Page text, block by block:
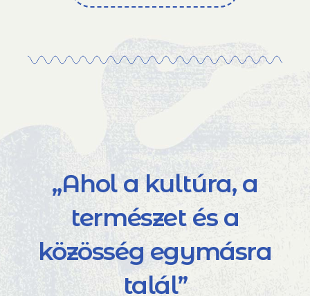
„Ahol a kultúra, a
természet és a
közösség egymásra
talál”